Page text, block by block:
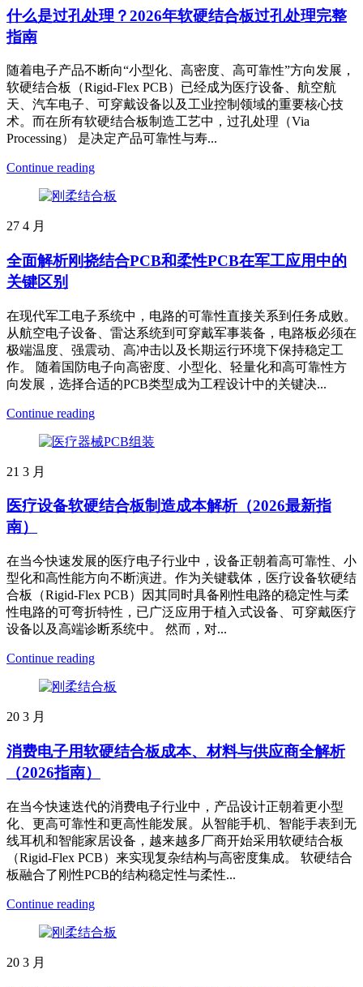
什么是过孔处理？2026年软硬结合板过孔处理完整
指南
随着电子产品不断向“小型化、高密度、高可靠性”方向发展，
软硬结合板（Rigid-Flex PCB）已经成为医疗设备、航空航
天、汽车电子、可穿戴设备以及工业控制领域的重要核心技
术。而在所有软硬结合板制造工艺中，过孔处理（Via
Processing） 是决定产品可靠性与寿...
Continue reading
27 4 月
全面解析刚挠结合PCB和柔性PCB在军工应用中的
关键区别
在现代军工电子系统中，电路的可靠性直接关系到任务成败。
从航空电子设备、雷达系统到可穿戴军事装备，电路板必须在
极端温度、强震动、高冲击以及长期运行环境下保持稳定工
作。 随着国防电子向高密度、小型化、轻量化和高可靠性方
向发展，选择合适的PCB类型成为工程设计中的关键决...
Continue reading
21 3 月
医疗设备软硬结合板制造成本解析（2026最新指
南）
在当今快速发展的医疗电子行业中，设备正朝着高可靠性、小
型化和高性能方向不断演进。作为关键载体，医疗设备软硬结
合板（Rigid-Flex PCB）因其同时具备刚性电路的稳定性与柔
性电路的可弯折特性，已广泛应用于植入式设备、可穿戴医疗
设备以及高端诊断系统中。 然而，对...
Continue reading
20 3 月
消费电子用软硬结合板成本、材料与供应商全解析
（2026指南）
在当今快速迭代的消费电子行业中，产品设计正朝着更小型
化、更高可靠性和更高性能发展。从智能手机、智能手表到无
线耳机和智能家居设备，越来越多厂商开始采用软硬结合板
（Rigid-Flex PCB）来实现复杂结构与高密度集成。 软硬结合
板融合了刚性PCB的结构稳定性与柔性...
Continue reading
20 3 月